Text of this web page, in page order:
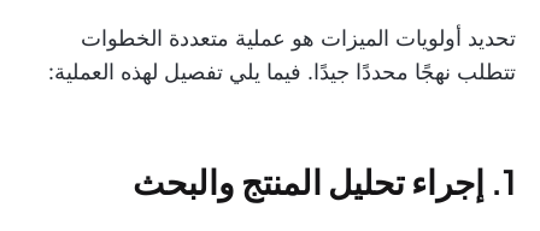
تحديد أولويات الميزات هو عملية متعددة الخطوات
تتطلب نهجًا محددًا جيدًا. فيما يلي تفصيل لهذه العملية:
1. إجراء تحليل المنتج والبحث